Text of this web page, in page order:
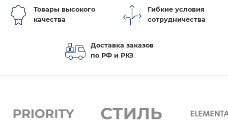
Товары высокого
качества
Гибкие условия
сотрудничества
Доставка заказов
по РФ и РКЗ